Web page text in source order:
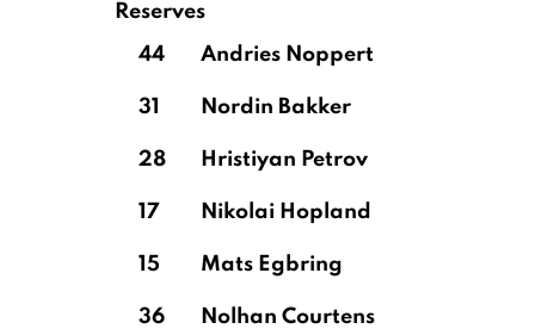
Reserves
44
Andries Noppert
31 Nordin Bakker
28 Hristiyan Petrov
17 Nikolai Hopland
15 Mats Egbring
36 Nolhan Courtens